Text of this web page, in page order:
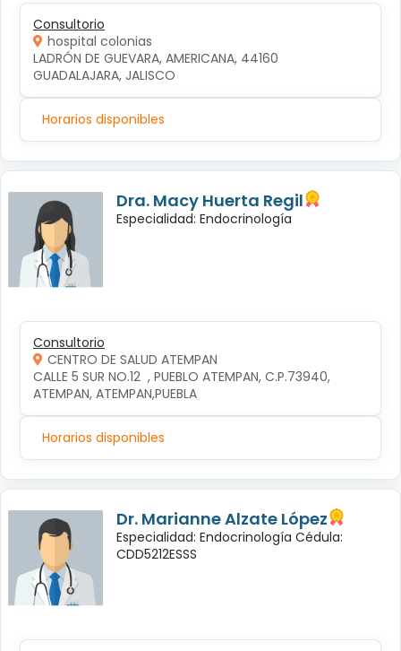
Consultorio
hospital colonias
LADRÓN DE GUEVARA, AMERICANA, 44160
GUADALAJARA, JALISCO
Horarios disponibles
Dra. Macy Huerta Regil
Especialidad: Endocrinología
Consultorio
CENTRO DE SALUD ATEMPAN
CALLE 5 SUR NO.12  , PUEBLO ATEMPAN, C.P.73940,
ATEMPAN, ATEMPAN,PUEBLA
Horarios disponibles
Dr. Marianne Alzate López
Especialidad: Endocrinología Cédula:
CDD5212ESSS